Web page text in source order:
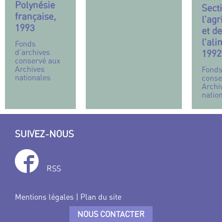
Polynésie
française,
1993
Fonds
d’archives
conservé aux
Archives
nationales
et de
SUIVEZ-NOUS
RSS
Mentions légales | Plan du site
NOUS CONTACTER